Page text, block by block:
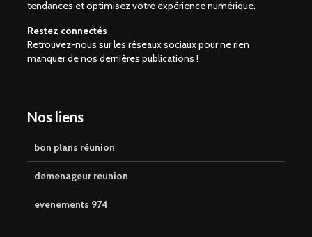
tendances et optimisez votre expérience numérique.
Restez connectés
Retrouvez-nous sur les réseaux sociaux pour ne rien
manquer de nos dernières publications !
Nos liens
bon plans réunion
demenageur reunion
evenements 974